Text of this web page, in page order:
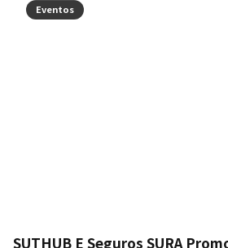
Eventos
SUTHUB E Seguros SURA